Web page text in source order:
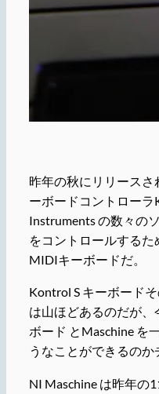
昨年の秋にリリース
ーボードコントロー
Instruments の数々の
をコントロールする
MIDIキーボードだ。
Kontrol S キーボード
は山ほどあるのだが
ボード とMaschine を
うなことができるのか
NI Maschine は昨年の